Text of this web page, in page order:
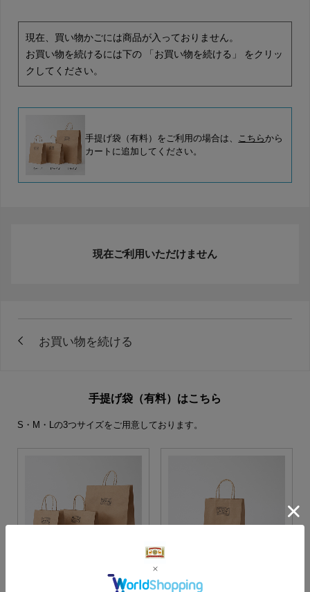
現在、買い物かごには商品が入っておりません。
お買い物を続けるには下の 「お買い物を続ける」 をクリッ
クしてください。
手提げ袋（有料）をご利用の場合は、 こちらから
カートに追加してください。
現在ご利用いただけません
手提げ袋（有料）はこちら
S・M・Lの3つサイズをご用意しております。
S・M・Lサイズより当店に
Sサイズ